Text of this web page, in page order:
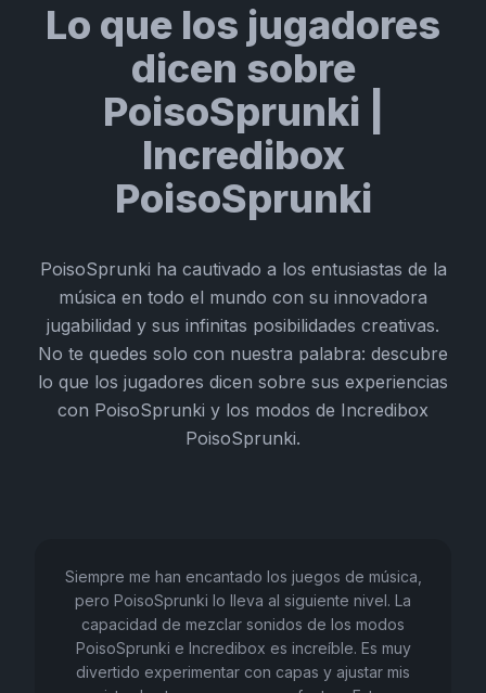
Lo que los jugadores
dicen sobre
PoisoSprunki |
Incredibox
PoisoSprunki
PoisoSprunki ha cautivado a los entusiastas de la
música en todo el mundo con su innovadora
jugabilidad y sus infinitas posibilidades creativas.
No te quedes solo con nuestra palabra: descubre
lo que los jugadores dicen sobre sus experiencias
con PoisoSprunki y los modos de Incredibox
PoisoSprunki.
Siempre me han encantado los juegos de música,
pero PoisoSprunki lo lleva al siguiente nivel. La
capacidad de mezclar sonidos de los modos
PoisoSprunki e Incredibox es increíble. Es muy
divertido experimentar con capas y ajustar mis